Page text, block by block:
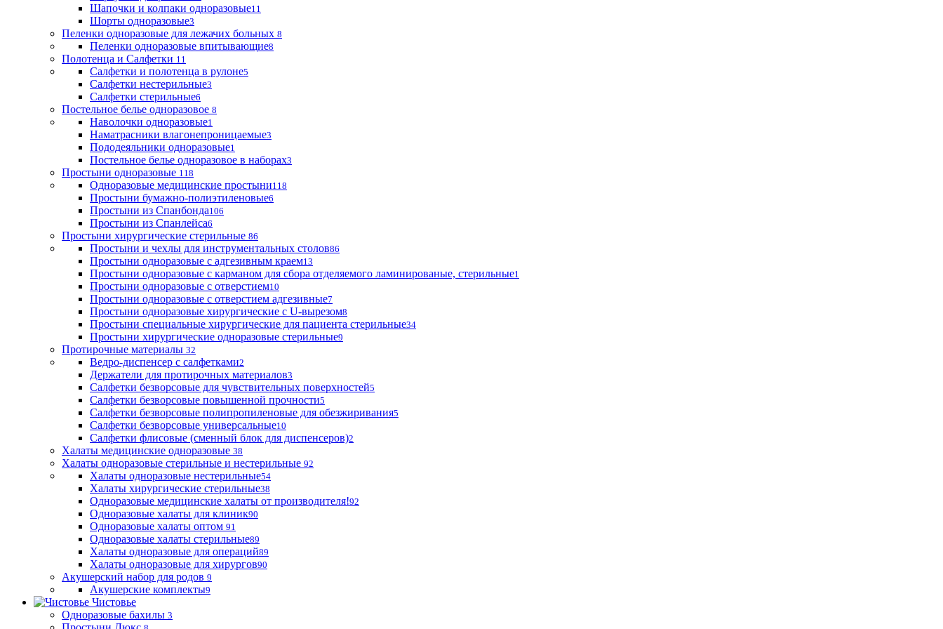
Шапочки и колпаки одноразовые11
Шорты одноразовые3
Пеленки одноразовые для лежачих больных 8
Пеленки одноразовые впитывающие8
Полотенца и Салфетки 11
Салфетки и полотенца в рулоне5
Салфетки нестерильные3
Салфетки стерильные6
Постельное белье одноразовое 8
Наволочки одноразовые1
Наматрасники влагонепроницаемые3
Пододеяльники одноразовые1
Постельное белье одноразовое в наборах3
Простыни одноразовые 118
Одноразовые медицинские простыни118
Простыни бумажно-полиэтиленовые6
Простыни из Спанбонда106
Простыни из Спанлейса6
Простыни хирургические стерильные 86
Простыни и чехлы для инструментальных столов86
Простыни одноразовые с адгезивным краем13
Простыни одноразовые с карманом для сбора отделяемого ламинированые, стерильные1
Простыни одноразовые с отверстием10
Простыни одноразовые с отверстием адгезивные7
Простыни одноразовые хирургические с U-вырезом8
Простыни специальные хирургические для пациента стерильные34
Простыни хирургические одноразовые стерильные9
Протирочные материалы 32
Ведро-диспенсер с салфетками2
Держатели для протирочных материалов3
Салфетки безворсовые для чувствительных поверхностей5
Салфетки безворсовые повышенной прочности5
Салфетки безворсовые полипропиленовые для обезжиривания5
Салфетки безворсовые универсальные10
Салфетки флисовые (сменный блок для диспенсеров)2
Халаты медицинские одноразовые 38
Халаты одноразовые стерильные и нестерильные 92
Халаты одноразовые нестерильные54
Халаты хирургические стерильные38
Одноразовые медицинские халаты от производителя!92
Одноразовые халаты для клиник90
Одноразовые халаты оптом 91
Одноразовые халаты стерильные89
Халаты одноразовые для операций89
Халаты одноразовые для хирургов90
Акушерский набор для родов 9
Акушерские комплекты9
Чистовье
Одноразовые бахилы 3